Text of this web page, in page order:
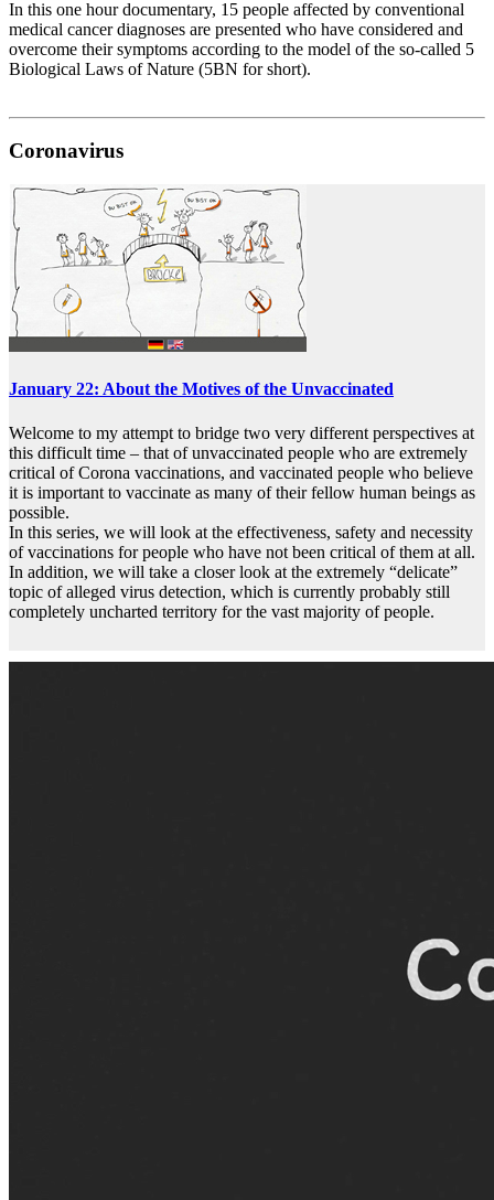
In this one hour documentary, 15 people affected by conventional
medical cancer diagnoses are presented who have considered and
overcome their symptoms according to the model of the so-called 5
Biological Laws of Nature (5BN for short).
Coronavirus
January 22: About the Motives of the Unvaccinated
Welcome to my attempt to bridge two very different perspectives at
this difficult time – that of unvaccinated people who are extremely
critical of Corona vaccinations, and vaccinated people who believe
it is important to vaccinate as many of their fellow human beings as
possible.
In this series, we will look at the effectiveness, safety and necessity
of vaccinations for people who have not been critical of them at all.
In addition, we will take a closer look at the extremely “delicate”
topic of alleged virus detection, which is currently probably still
completely uncharted territory for the vast majority of people.